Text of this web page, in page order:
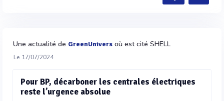
Une actualité de GreenUnivers où est cité SHELL
Le 17/07/2024
Pour BP, décarboner les centrales électriques
reste l’urgence absolue